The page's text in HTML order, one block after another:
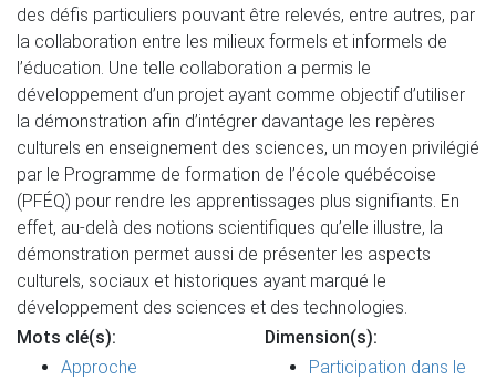
des défis particuliers pouvant être relevés, entre autres, par
la collaboration entre les milieux formels et informels de
l’éducation. Une telle collaboration a permis le
développement d’un projet ayant comme objectif d’utiliser
la démonstration afin d’intégrer davantage les repères
culturels en enseignement des sciences, un moyen privilégié
par le Programme de formation de l’école québécoise
(PFÉQ) pour rendre les apprentissages plus signifiants. En
effet, au-delà des notions scientifiques qu’elle illustre, la
démonstration permet aussi de présenter les aspects
culturels, sociaux et historiques ayant marqué le
développement des sciences et des technologies.
Mots clé(s):
Approche
Dimension(s):
Participation dans le